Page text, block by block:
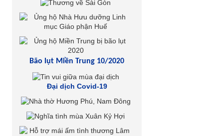
Bão lụt Miền Trung 10/2020
Đại dịch Covid-19